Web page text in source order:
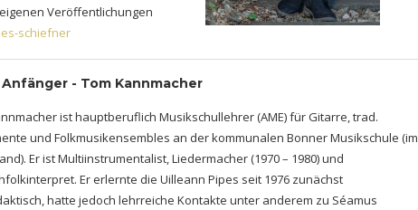
Veröffentlichungen
schiefner
Anfänger - Tom Kannmacher
ist hauptberuflich Musikschullehrer (AME) für Gitarre, trad.
und Folkmusikensembles an der kommunalen Bonner Musikschule (im
Er ist Multiinstrumentalist, Liedermacher (1970 – 1980) und
Er erlernte die Uilleann Pipes seit 1976 zunächst
hatte jedoch lehrreiche Kontakte unter anderem zu Séamus